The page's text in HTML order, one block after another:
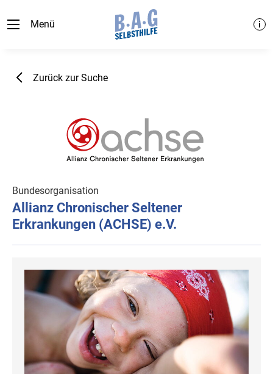
Menü
Zurück zur Suche
Bundesorganisation
Allianz Chronischer Seltener
Erkrankungen (ACHSE) e.V.